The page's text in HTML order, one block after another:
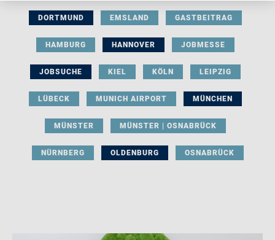
DORTMUND EMSLAND GASTBEITRAG
HAMBURG HANNOVER JOBMESSE
JOBSUCHE KIEL KÖLN LEIPZIG
LÜBECK MUNICH AIRPORT MÜNCHEN
MÜNSTER MÜNSTER | OSNABRÜCK
NÜRNBERG OLDENBURG OSNABRÜCK